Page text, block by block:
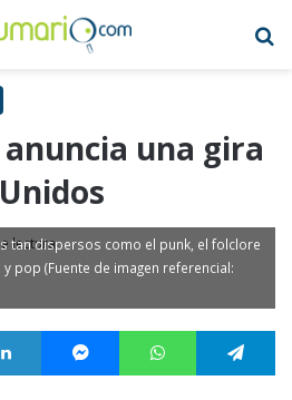
anuncia una gira
lectura
tan dispersos como el punk, el folclore
pop (Fuente de imagen referencial:
LinkedIn MessengerWhatsApp